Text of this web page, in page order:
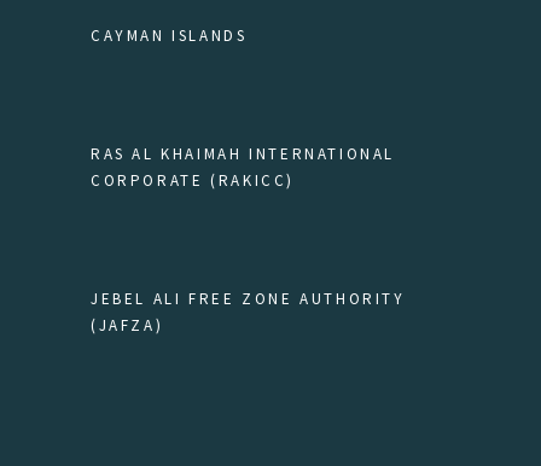
CAYMAN ISLANDS
RAS AL KHAIMAH INTERNATIONAL
CORPORATE (RAKICC)
JEBEL ALI FREE ZONE AUTHORITY
(JAFZA)